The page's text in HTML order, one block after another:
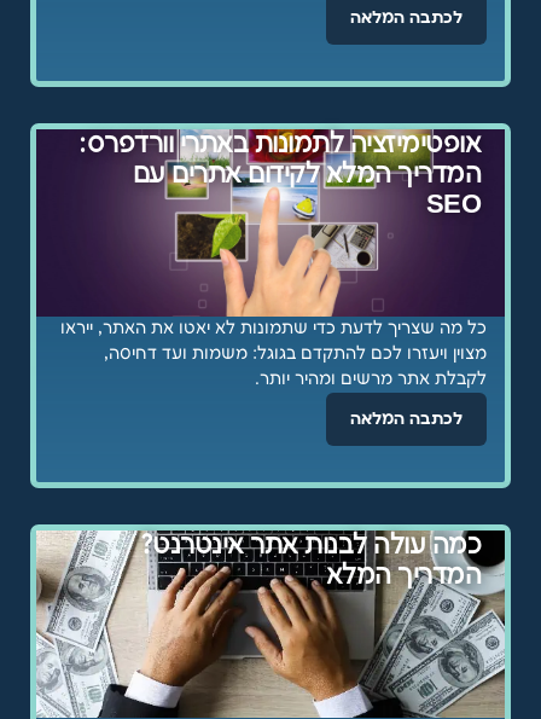
לכתבה המלאה
אופטימיזציה לתמונות באתרי וורדפרס:
המדריך המלא לקידום אתרים עם
SEO
כל מה שצריך לדעת כדי שתמונות לא יאטו את האתר, ייראו
מצוין ויעזרו לכם להתקדם בגוגל: משמות ועד דחיסה,
לקבלת אתר מרשים ומהיר יותר.
לכתבה המלאה
כמה עולה לבנות אתר אינטרנט?
המדריך המלא